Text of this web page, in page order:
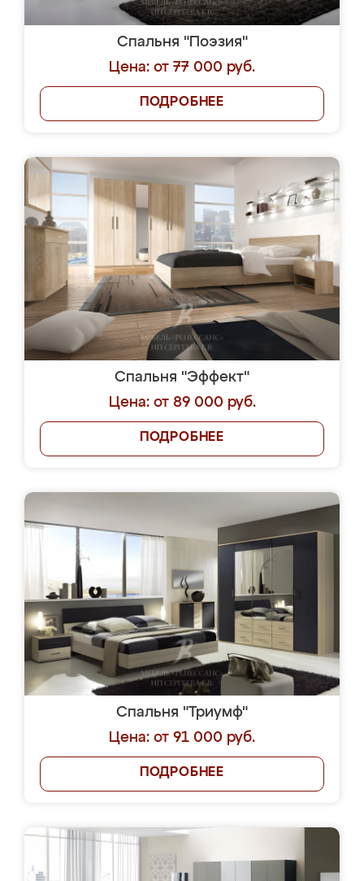
Спальня "Поэзия"
Цена: от 77 000 руб.
ПОДРОБНЕЕ
Спальня "Эффект"
Цена: от 89 000 руб.
ПОДРОБНЕЕ
Спальня "Триумф"
Цена: от 91 000 руб.
ПОДРОБНЕЕ